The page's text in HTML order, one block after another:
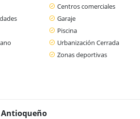
Centros comerciales
Garaje
Piscina
Urbanización Cerrada
Zonas deportivas
Antioqueño